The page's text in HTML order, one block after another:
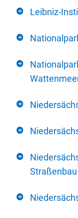
Leibniz-